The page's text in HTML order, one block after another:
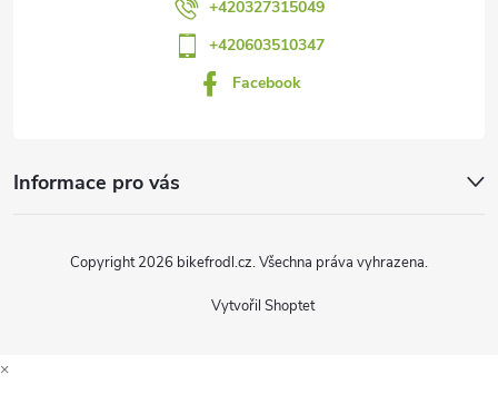
+420327315049
+420603510347
Facebook
Informace pro vás
Vytvořil Shoptet
Copyright 2026 bikefrodl.cz. Všechna práva vyhrazena.
×